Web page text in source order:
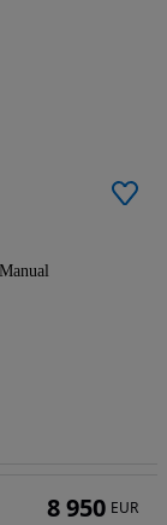
Manual
8 950 EUR